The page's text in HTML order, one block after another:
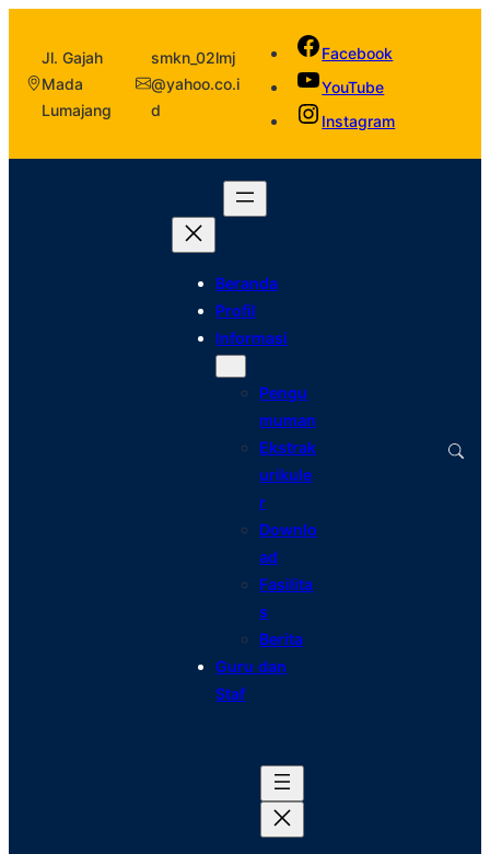
Jl. Gajah
Mada
Lumajang
smkn_02lmj
@yahoo.co.i
d
Facebook
YouTube
Instagram
Beranda
Profil
Informasi
Pengu
muman
Ekstrak
urikule
r
Downlo
ad
Fasilita
s
Berita
Guru dan
Staf